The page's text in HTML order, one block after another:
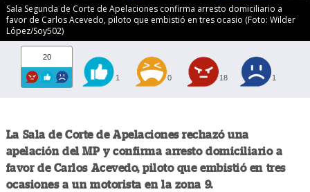
Sala Segunda de Corte de Apelaciones confirma arresto domiciliario a
favor de Carlos Acevedo, piloto que embistió en tres ocasio (Foto: Wilder
López/Soy502)
20
1 0 18 1
La Sala de Corte de Apelaciones rechazó una
apelación del MP y confirma arresto domiciliario a
favor de Carlos Acevedo, piloto que embistió en tres
ocasiones a un motorista en la zona 9.